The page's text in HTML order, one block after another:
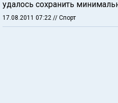
удалось сохранить
17.08.2011 07:22 // Спорт